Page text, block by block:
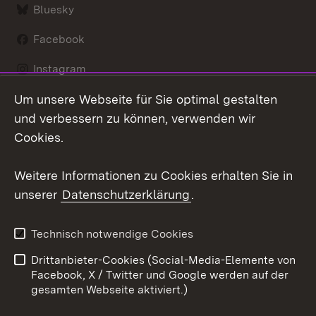
Bluesky
Facebook
Instagram
LinkedIn
Datenschutz
Barrierefreiheit
Impressum
Cookies
Um unsere Webseite für Sie optimal gestalten
und verbessern zu können, verwenden wir
Cookies.
Weitere Informationen zu Cookies erhalten Sie in
unserer Datenschutzerklärung.
Technisch notwendige Cookies
Drittanbieter-Cookies (Social-Media-Elemente von
Facebook, X / Twitter und Google werden auf der
gesamten Webseite aktiviert.)